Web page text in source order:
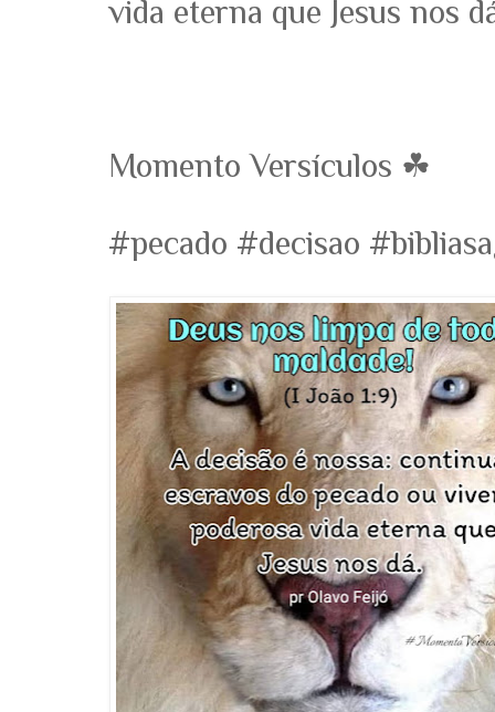
vida eterna que Jesus nos
Momento Versículos ☘
#pecado #decisao